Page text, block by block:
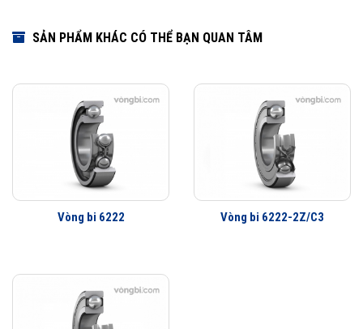
Sử dụng vật liệu mới
Phớt che chắn thế hệ mới
Lợi ích của những cải tiến đối với vòng bi cầu SKF Explorer
Vòng bi làm việc êm hơn
Ít rung động hơn
Tuổi thọ vòng bi cao hơn
Khả năng che chắn tốt hơn
SẢN PHẨM KHÁC CÓ THỂ BẠN QUAN TÂM
Vòng bi 6222 Vòng bi 6222-2Z/C3